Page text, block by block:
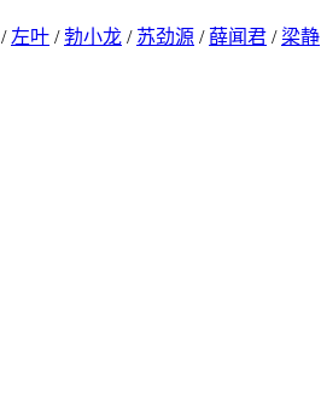
/ 左叶 /勃小龙 / 苏劲源 / 薛闻君 / 梁静